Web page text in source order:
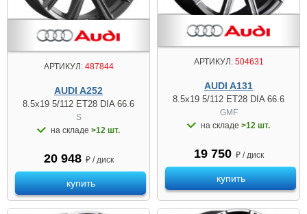
АРТИКУЛ:487844
AUDI A252
8.5x19 5/112 ET28 DIA 66.6
S
на складе >12 шт.
20 948 ₽ / диск
купить
АРТИКУЛ:504631
AUDI A131
8.5x19 5/112 ET28 DIA 66.6
GMF
на складе >12 шт.
19 750 ₽ / диск
купить